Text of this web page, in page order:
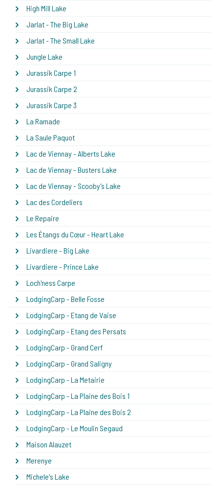
High Mill Lake
Jarlat - The Big Lake
Jarlat - The Small Lake
Jungle Lake
Jurassik Carpe 1
Jurassik Carpe 2
Jurassik Carpe 3
La Ramade
La Saule Paquot
Lac de Viennay - Alberts Lake
Lac de Viennay - Busters Lake
Lac de Viennay - Scooby's Lake
Lac des Cordeliers
Le Repaire
Les Étangs du Cœur - Heart Lake
Livardiere - Big Lake
Livardiere - Prince Lake
Loch'ness Carpe
LodgingCarp - Belle Fosse
LodgingCarp - Etang de Vaise
LodgingCarp - Etang des Persats
LodgingCarp - Grand Cerf
LodgingCarp - Grand Saligny
LodgingCarp - La Metairie
LodgingCarp - La Plaine des Bois 1
LodgingCarp - La Plaine des Bois 2
LodgingCarp - Le Moulin Segaud
Maison Alauzet
Merenye
Michele's Lake